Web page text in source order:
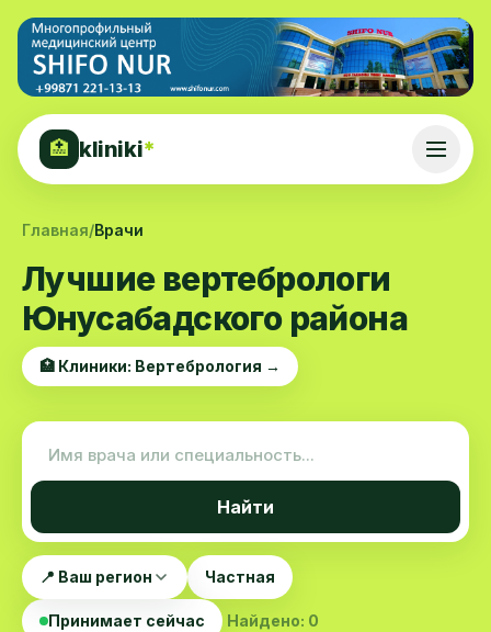
🏥 kliniki*
Главная/Врачи
Лучшие вертебрологи
Юнусабадского района
🏥 Клиники: Вертебрология →
Найти
📍 Ваш регион Частная
Принимает сейчас Найдено: 0